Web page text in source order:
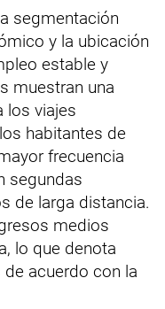
segmentación
y la ubicación
estable y
muestran una
los viajes
habitantes de
frecuencia
segundas
de larga distancia.
medios
lo que denota
acuerdo con la